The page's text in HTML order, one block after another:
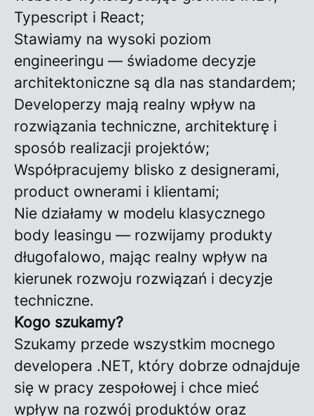
Typescript i React;
Stawiamy na wysoki poziom
engineeringu — świadome decyzje
architektoniczne są dla nas standardem;
Developerzy mają realny wpływ na
rozwiązania techniczne, architekturę i
sposób realizacji projektów;
Współpracujemy blisko z designerami,
product ownerami i klientami;
Nie działamy w modelu klasycznego
body leasingu — rozwijamy produkty
długofalowo, mając realny wpływ na
kierunek rozwoju rozwiązań i decyzje
techniczne.
Kogo szukamy?
Szukamy przede wszystkim mocnego
developera .NET, który dobrze odnajduje
się w pracy zespołowej i chce mieć
wpływ na rozwój produktów oraz